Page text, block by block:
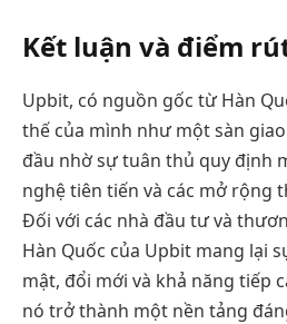
Kết luận và điểm
Upbit, có nguồn gốc từ Hàn
thế của mình như một sàn
đầu nhờ sự tuân thủ quy định
nghệ tiên tiến và các mở rộng
Đối với các nhà đầu tư và
Hàn Quốc của Upbit mang lại
mật, đổi mới và khả năng tiếp
nó trở thành một nền tảng